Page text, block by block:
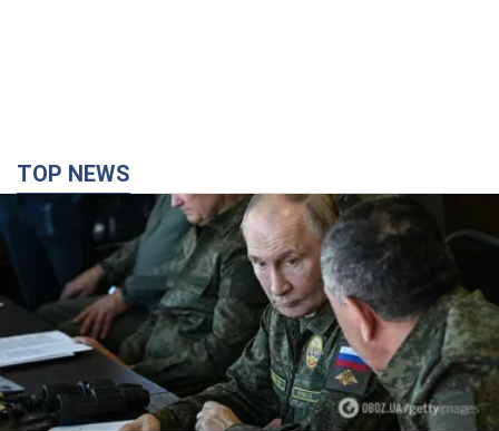
Поставлена задача – убивать как можно
больше украинцев: Фейгин назвал "триггеры"
Путина
У агрессора есть только две опции принуждения Украины к
капитуляции
3 часа назад 19,0 т.